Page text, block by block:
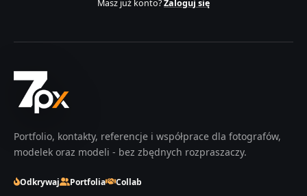
Masz już konto?Zaloguj się
Portfolio, kontakty, referencje i współprace dla fotografów,
modelek oraz modeli - bez zbędnych rozpraszaczy.
Odkrywaj Portfolia Collab